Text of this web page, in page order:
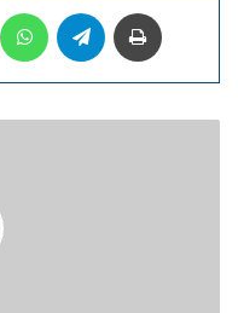
MessengerWhatsAppTelegram